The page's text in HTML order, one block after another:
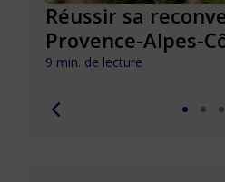
Réussir sa
Provence-Alpes-
9 min. de lecture